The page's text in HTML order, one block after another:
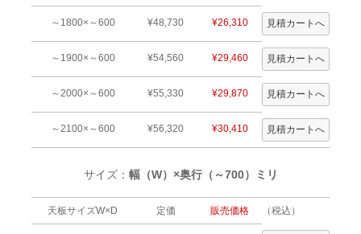
～1800×～600 ¥48,730 ¥26,310
～1900×～600 ¥54,560 ¥29,460
～2000×～600 ¥55,330 ¥29,870
～2100×～600 ¥56,320 ¥30,410
サイズ： 幅（W）×奥行（～700）ミリ
天板サイズW×D 定価 販売価格 （税込）